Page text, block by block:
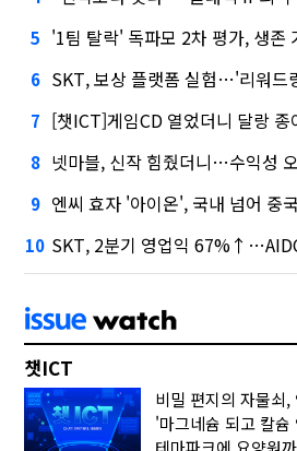
5 '1팀 탈락' 독파모 2차 평가, 생존
6 SKT, 보상 플랫폼 실험…'리워드
7 [챗ICT]게임CD 열었더니 달랑 종
8 넷마블, 신작 힘줬더니…수익성
9 엔씨 효자 '아이온', 국내 넘어 중
10 SKT, 2분기 영업익
챗ICT
비밀 편지의 자물쇠